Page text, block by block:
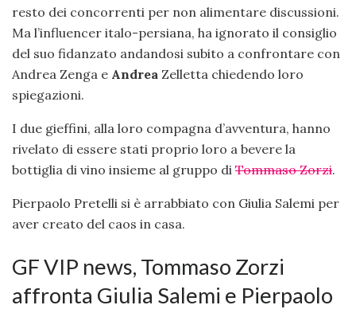
resto dei concorrenti per non alimentare discussioni.
Ma l’influencer italo-persiana, ha ignorato il consiglio
del suo fidanzato andandosi subito a confrontare con
Andrea Zenga e Andrea Zelletta chiedendo loro
spiegazioni.
I due gieffini, alla loro compagna d’avventura, hanno
rivelato di essere stati proprio loro a bevere la
bottiglia di vino insieme al gruppo di Tommaso Zorzi.
Pierpaolo Pretelli si è arrabbiato con Giulia Salemi per
aver creato del caos in casa.
GF VIP news, Tommaso Zorzi
affronta Giulia Salemi e Pierpaolo